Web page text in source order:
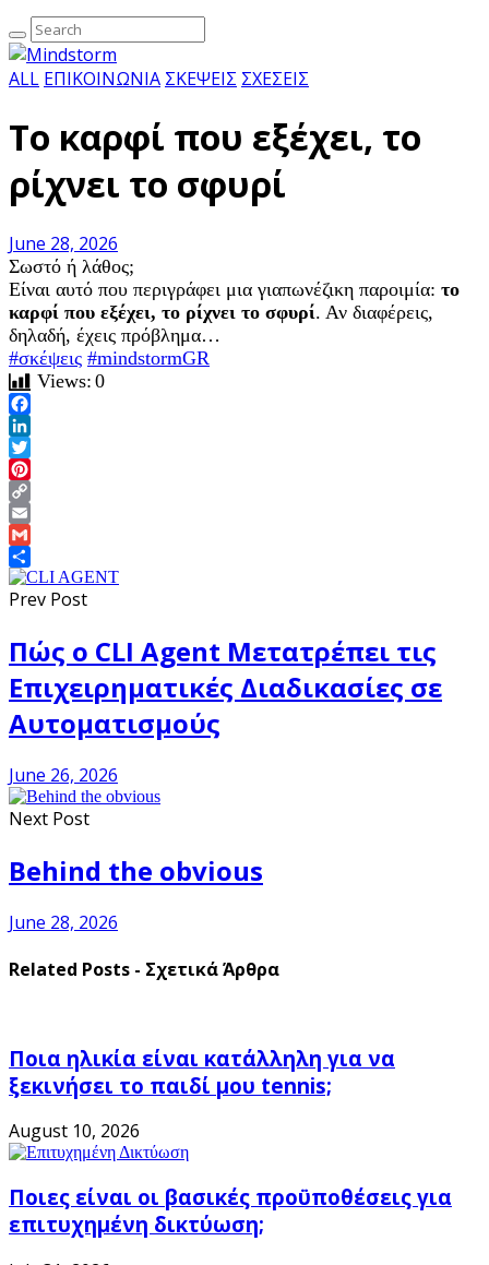
ALL ΕΠΙΚΟΙΝΩΝΙΑ ΣΚΕΨΕΙΣ ΣΧΕΣΕΙΣ
Το καρφί που εξέχει, το
ρίχνει το σφυρί
June 28, 2026
Σωστό ή λάθος;
Είναι αυτό που περιγράφει μια γιαπωνέζικη παροιμία: το
καρφί που εξέχει, το ρίχνει το σφυρί. Αν διαφέρεις,
δηλαδή, έχεις πρόβλημα…
#σκέψεις #mindstormGR
Views: 0
Facebook
LinkedIn
Twitter
Pinterest
Copy
Link
Email
Gmail
Share
Prev Post
Πώς o CLI Agent Μετατρέπει τις
Επιχειρηματικές Διαδικασίες σε
Αυτοματισμούς
June 26, 2026
Next Post
Behind the obvious
June 28, 2026
Related Posts - Σχετικά Άρθρα
Ποια ηλικία είναι κατάλληλη για να
ξεκινήσει το παιδί μου tennis;
August 10, 2026
Ποιες είναι οι βασικές προϋποθέσεις για
επιτυχημένη δικτύωση;